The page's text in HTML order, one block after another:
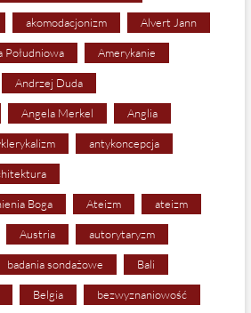
akomodacjonizm Alvert Jann
Południowa Amerykanie
Andrzej Duda
Angela Merkel Anglia
antykoncepcja
Boga Ateizm ateizm
Austria autorytaryzm
badania sondażowe Bali
Belgia bezwyznaniowość